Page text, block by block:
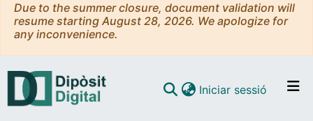
Due to the summer closure, document validation will
resume starting August 28, 2026. We apologize for
any inconvenience.
Iniciar sessió (current)